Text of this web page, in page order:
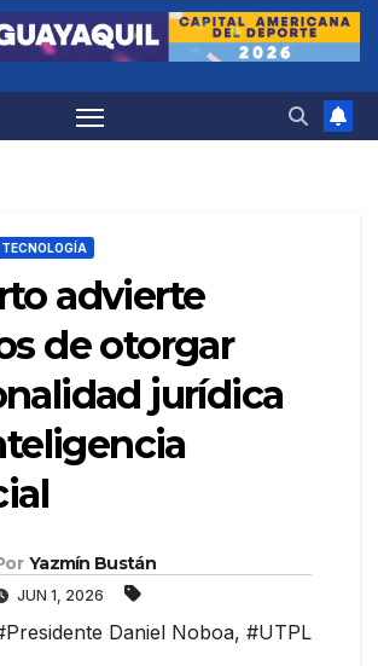
TECNOLOGÍA
advierte
de otorgar
jurídica
Yazmín Bustán
JUN 1, 2026
Daniel Noboa, #UTPL